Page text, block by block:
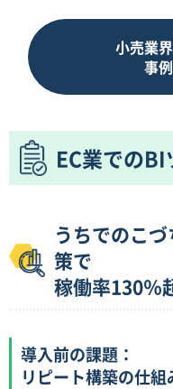
小売業
事
EC業での
うちでのこ
策で
稼働率130％
導入前の課題：
リピート構築の仕